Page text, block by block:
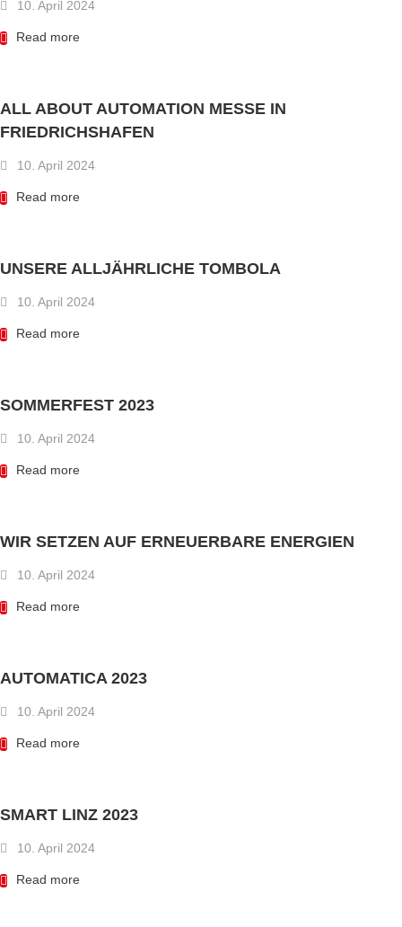
10. April 2024
Read more
ALL ABOUT AUTOMATION MESSE IN
FRIEDRICHSHAFEN
10. April 2024
Read more
UNSERE ALLJÄHRLICHE TOMBOLA
10. April 2024
Read more
SOMMERFEST 2023
10. April 2024
Read more
WIR SETZEN AUF ERNEUERBARE ENERGIEN
10. April 2024
Read more
AUTOMATICA 2023
10. April 2024
Read more
SMART LINZ 2023
10. April 2024
Read more